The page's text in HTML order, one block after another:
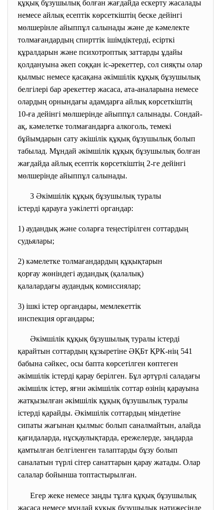
құқық бұзушылық болған жағдайда ескерту жасалады
немесе айлық есептік көрсеткіштің беске дейінгі
мөлшерінле айыппұл салынады және де кәмелекте
толмағандардың спирттік ішімдіктерді, есірткі
құралдарын және психотроптық заттарды ұдайы
қолдануына әкеп соққан іс-әрекеттер, сол сияқты олар
қылмыс немесе қасақана әкімшілік құқық бұзушылық
белгілері бар әрекеттер жасаса, ата-аналарына немесе
олардың орнындағы адамдарға айлық көрсеткіштің
10-ға дейінгі мөлшерінде айыппұл салынады. Сондай-
ақ, кәмелетке толмағандарға алкоголь, темекі
бұйымдарын сату әкішілік құқық бұзушылық болып
табылад. Мұндай әкімшілік құқық бұзушылық болған
жағдайда айлық есептік көрсеткіштің 2-ге дейінгі
мөлшерінде айыппұл салынады.
3 Әкімшілік құқық бұзушылық туралы
істерді қарауға уәкілетті органдар:
1) аудандық және соларға теңестірілген соттардың
судьялары;
2) кәмелетке толмағандардың құқықтарын
қорғау жөніндегі аудандық (қалалық)
қалалардағы аудандық комиссиялар;
3) ішкі істер органдары, мемлекеттік
инспекция органдары;
Әкімшілік құқық бұзушылық туралы істерді
қарайтын соттардың құзыретіне ӘҚБт ҚРК-нің 541
бабына сәйкес, осы бапта көрсетілген көптеген
әкімшілік істерді қарау берілген. Бұл әртүрлі саладағы
әкімшілк істер, яғни әкімшілік соттар өзінің қарауына
жатқызылған әкімшілік құқық бұзушылық туралы
істерді қарайды. Әкімшілік соттардың міндетіне
сипаты жағынан қылмыс болып саналмайтын, алайда
қағидаларда, нұсқаулықтарда, ережелерде, заңдарда
қамтылған белгіленген талаптарды бұзу болып
саналатын түрлі сітер санаттарын қарау жатады. Олар
салалар бойынша топтастырылған.
Егер жеке немесе заңды тұлға құқық бұзушылық
жасаса немесе мұндай құқық бұзушылық нәтижесінде